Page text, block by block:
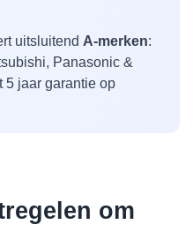
uitsluitend A-merken:
Panasonic &
jaar garantie op
om